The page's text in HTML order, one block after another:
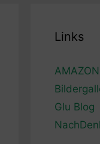
Links
AMAZON
Glu Blog